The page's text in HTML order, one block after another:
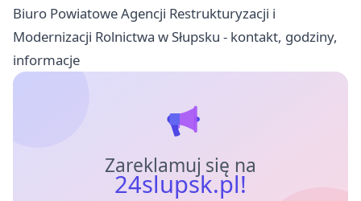
Biuro Powiatowe Agencji Restrukturyzacji i
Modernizacji Rolnictwa w Słupsku - kontakt, godziny,
informacje
Zareklamuj się na
24slupsk.pl!